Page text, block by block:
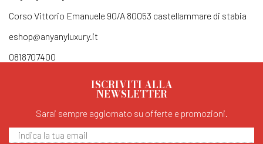
Corso Vittorio Emanuele 90/A 80053 castellammare di stabia
eshop@anyanyluxury.it
0818707400
ISCRIVITI ALLA
NEWSLETTER
Sarai sempre aggiornato su offerte e promozioni.